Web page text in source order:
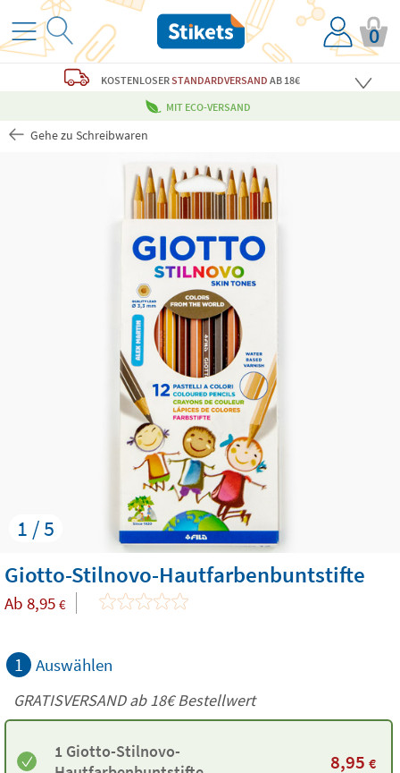
0
KOSTENLOSERSTANDARDVERSAND AB 18€
MIT ECO-VERSAND
Gehe zu Schreibwaren
1 / 5
Giotto-Stilnovo-Hautfarbenbuntstifte
Ab 8,95 €
1 Auswählen
GRATISVERSAND ab18€Bestellwert
1 Giotto-Stilnovo-
8,95 €